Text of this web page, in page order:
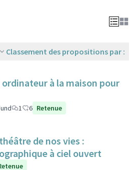
Classement des propositions par :
ordinateur à la maison pour
1 6 Retenue
de nos vies :
à ciel ouvert